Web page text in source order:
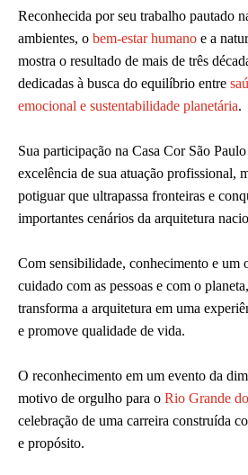
Reconhecida por seu trabalho pautado
ambientes, o bem-estar humano e a
mostra o resultado de mais de três
dedicadas à busca do equilíbrio entre
emocional e sustentabilidade planetária.
Sua participação na Casa Cor São
excelência de sua atuação profissional,
potiguar que ultrapassa fronteiras e
importantes cenários da arquitetura
Com sensibilidade, conhecimento e um
cuidado com as pessoas e com o
transforma a arquitetura em uma
e promove qualidade de vida.
O reconhecimento em um evento da
motivo de orgulho para o Rio Grande
celebração de uma carreira construída
e propósito.